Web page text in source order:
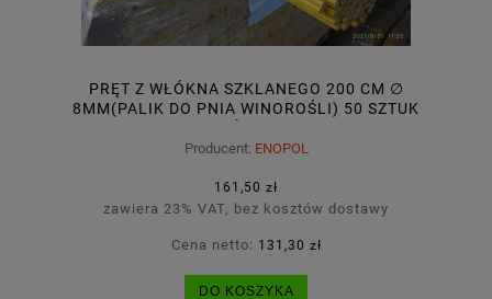
PRĘT Z WŁÓKNA SZKLANEGO 200 CM ∅
8MM(PALIK DO PNIA WINOROŚLI) 50 SZTUK
Producent: ENOPOL
161,50 zł
zawiera 23% VAT, bez kosztów dostawy
Cena netto: 131,30 zł
DO KOSZYKA